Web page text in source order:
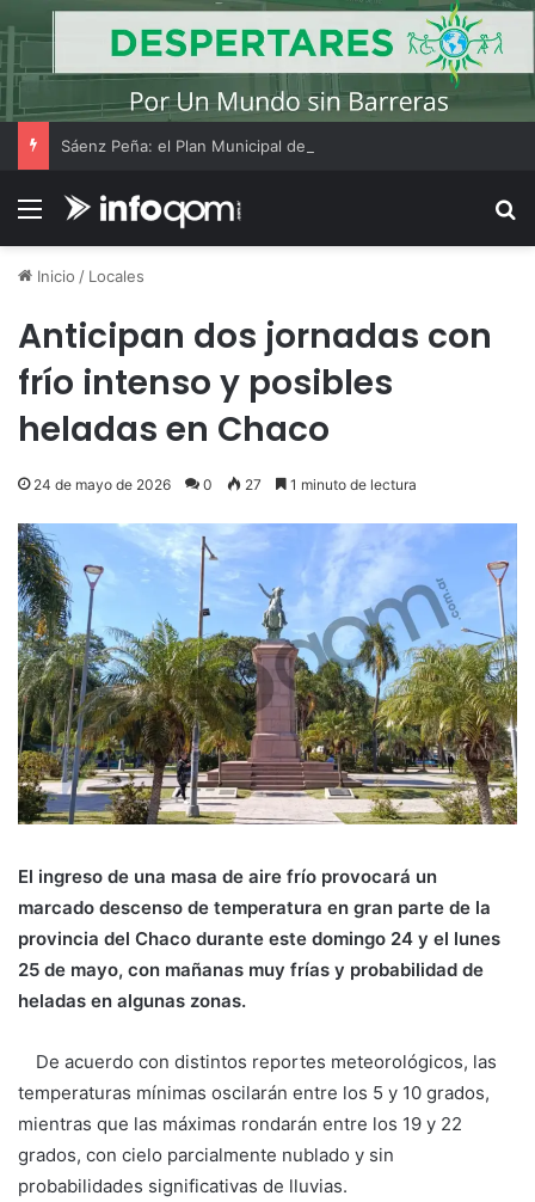
Menú
Inicio / Locales
Anticipan dos jornadas con
frío intenso y posibles
heladas en Chaco
24 de mayo de 2026 0 27 1 minuto de lectura
El ingreso de una masa de aire frío provocará un
marcado descenso de temperatura en gran parte de la
provincia del Chaco durante este domingo 24 y el lunes
25 de mayo, con mañanas muy frías y probabilidad de
heladas en algunas zonas.
De acuerdo con distintos reportes meteorológicos, las
temperaturas mínimas oscilarán entre los 5 y 10 grados,
mientras que las máximas rondarán entre los 19 y 22
grados, con cielo parcialmente nublado y sin
probabilidades significativas de lluvias.